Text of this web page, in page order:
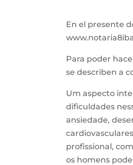
En el presente
Para poder
se describen a
Um aspecto
dificuldades
ansiedade,
profissional,
os homens